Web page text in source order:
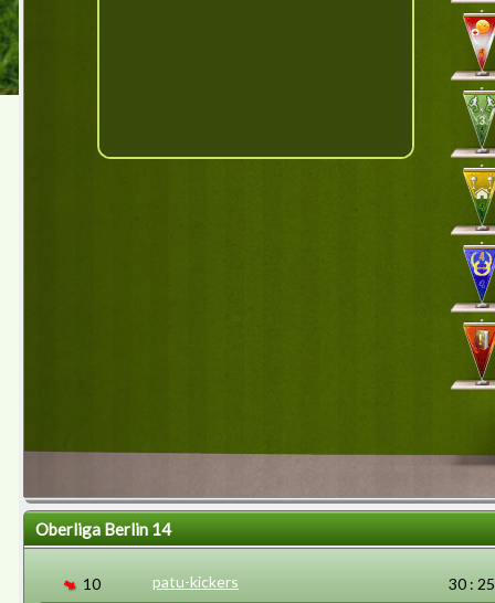
Oberliga Berlin 14
10 patu-kickers
30 : 25